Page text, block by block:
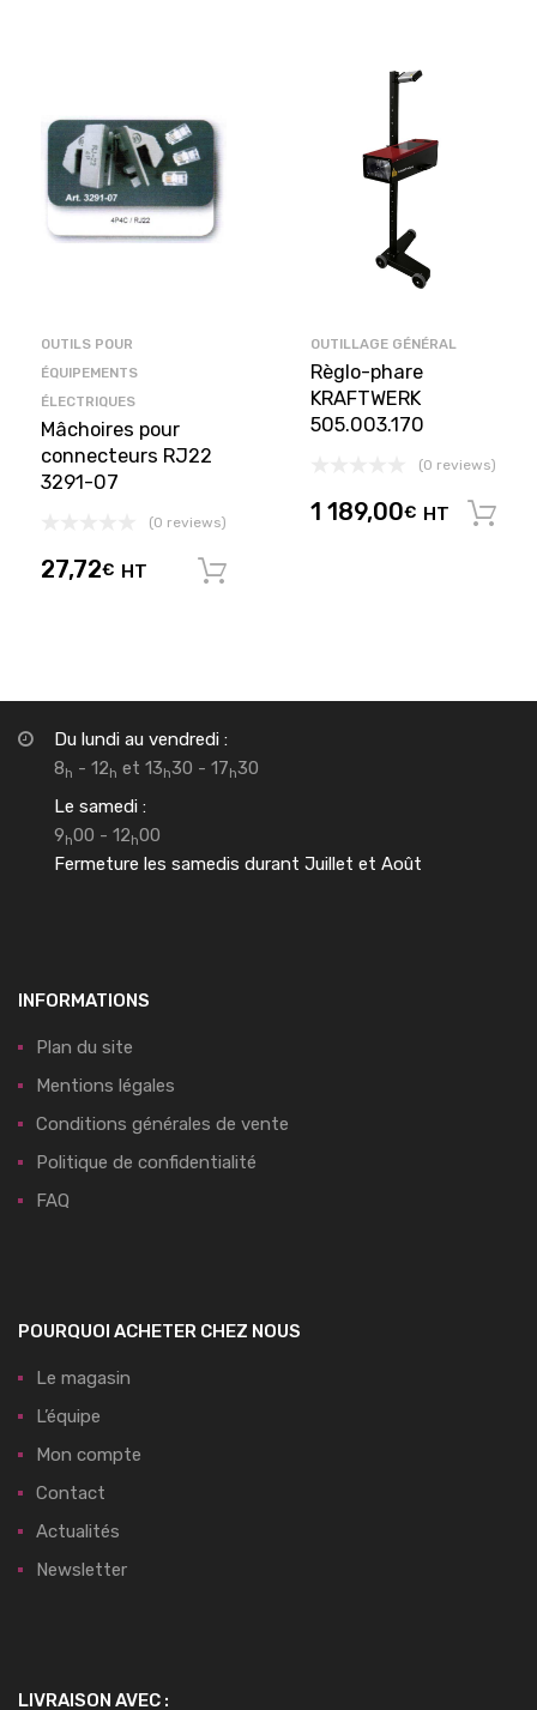
OUTILS POUR
ÉQUIPEMENTS
ÉLECTRIQUES
Mâchoires pour
connecteurs RJ22
3291-07
(0 reviews)
27,72€ HT
OUTILLAGE GÉNÉRAL
Règlo-phare
KRAFTWERK
505.003.170
(0 reviews)
1 189,00€ HT
Du lundi au vendredi :
8h - 12h et 13h30 - 17h30
Le samedi :
9h00 - 12h00
Fermeture les samedis durant Juillet et Août
INFORMATIONS
Plan du site
Mentions légales
Conditions générales de vente
Politique de confidentialité
FAQ
POURQUOI ACHETER CHEZ NOUS
Le magasin
L’équipe
Mon compte
Contact
Actualités
Newsletter
LIVRAISON AVEC :